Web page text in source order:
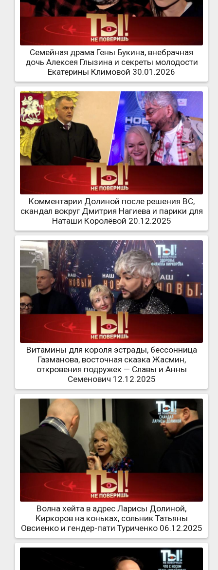
Семейная драма Гены Букина, внебрачная
дочь Алексея Глызина и секреты молодости
Екатерины Климовой 30.01.2026
Комментарии Долиной после решения ВС,
скандал вокруг Дмитрия Нагиева и парики для
Наташи Королёвой 20.12.2025
Витамины для короля эстрады, бессонница
Газманова, восточная сказка Жасмин,
откровения подружек — Славы и Анны
Семенович 12.12.2025
Волна хейта в адрес Ларисы Долиной,
Киркоров на коньках, сольник Татьяны
Овсиенко и гендер-пати Туриченко 06.12.2025